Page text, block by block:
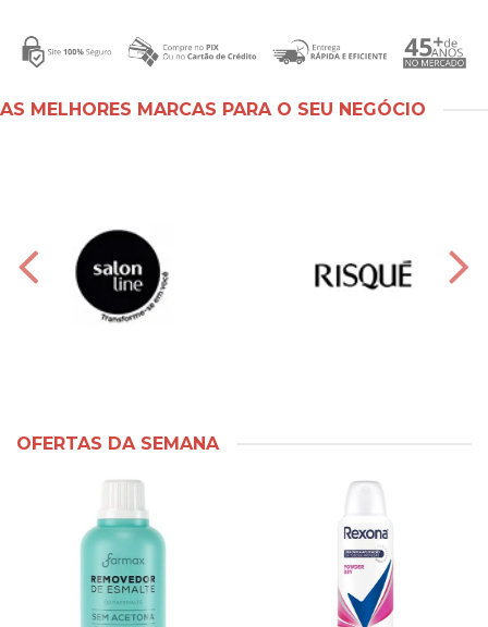
AS MELHORES MARCAS PARA O SEU NEGÓCIO
OFERTAS DA SEMANA